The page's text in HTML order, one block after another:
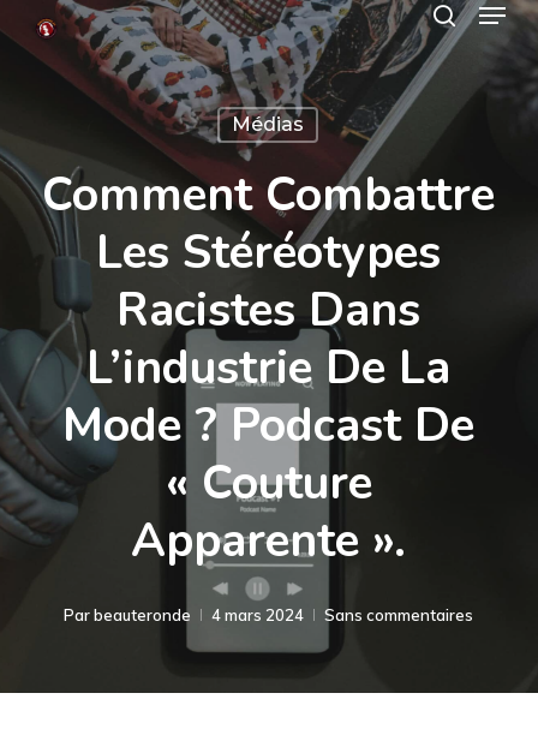
search
Médias
Comment Combattre
Les Stéréotypes
Racistes Dans
L’industrie De La
Mode ? Podcast De
« Couture
Apparente ».
Par beauteronde 4 mars 2024 Sans commentaires
Close